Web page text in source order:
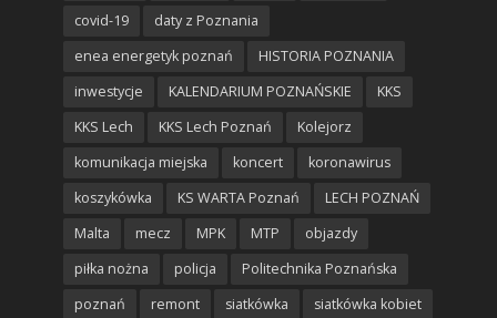
covid-19
daty z Poznania
enea energetyk poznań
HISTORIA POZNANIA
inwestycje
KALENDARIUM POZNAŃSKIE
KKS
KKS Lech
KKS Lech Poznań
Kolejorz
komunikacja miejska
koncert
koronawirus
koszykówka
KS WARTA Poznań
LECH POZNAŃ
Malta
mecz MPK MTP
objazdy
piłka nożna
policja
Politechnika Poznańska
poznań
remont siatkówka siatkówka kobiet